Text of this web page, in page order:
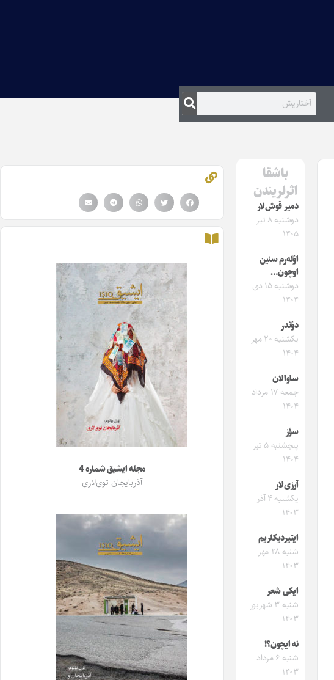
باشقا
اثرلریندن
دمیر قوش‌لار
دوشنبه ۸ تیر
۱۴۰۵
اؤله‌رم سنین
اوچون…
دوشنبه ۱۵ دی
۱۴۰۴
دؤندر
یکشنبه ۲۰ مهر
۱۴۰۴
ساوالان
جمعه ۱۷ مرداد
۱۴۰۴
سؤز
پنجشنبه ۵ تیر
۱۴۰۴
آرزی‌لار
یکشنبه ۴ آذر
۱۴۰۳
ایتیردیکلریم
شنبه ۲۸ مهر
۱۴۰۳
ایکی شعر
شنبه ۳ شهریور
۱۴۰۳
نه ایچون؟!
شنبه ۶ مرداد
۱۴۰۳
مجله ایشیق شماره 4
آذربایجان توی‌لاری